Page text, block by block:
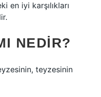
en iyi karşılıkları
NEDIR?
teyzesinin